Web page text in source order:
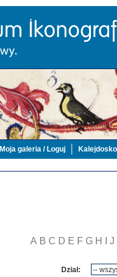
Moja galeria / Loguj
A B C D E F G H J
Dział: